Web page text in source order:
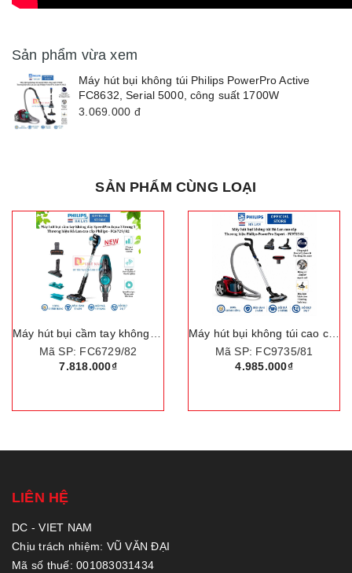
Sản phẩm vừa xem
Máy hút bụi không túi Philips PowerPro Active
FC8632, Serial 5000, công suất 1700W
3.069.000 đ
SẢN PHẨM CÙNG LOẠI
Mã SP: FC9735/81
4.985.000₫
Máy hút bụi không túi PowerPro Compact. Thương hiệu Hà Lan cao cấp Philips - FC9351/82
Mã SP: FC9351/82
2.668.000₫
LIÊN HỆ
DC - VIET NAM
Chịu trách nhiệm: VŨ VĂN ĐẠI
Mã số thuế: 001083031434